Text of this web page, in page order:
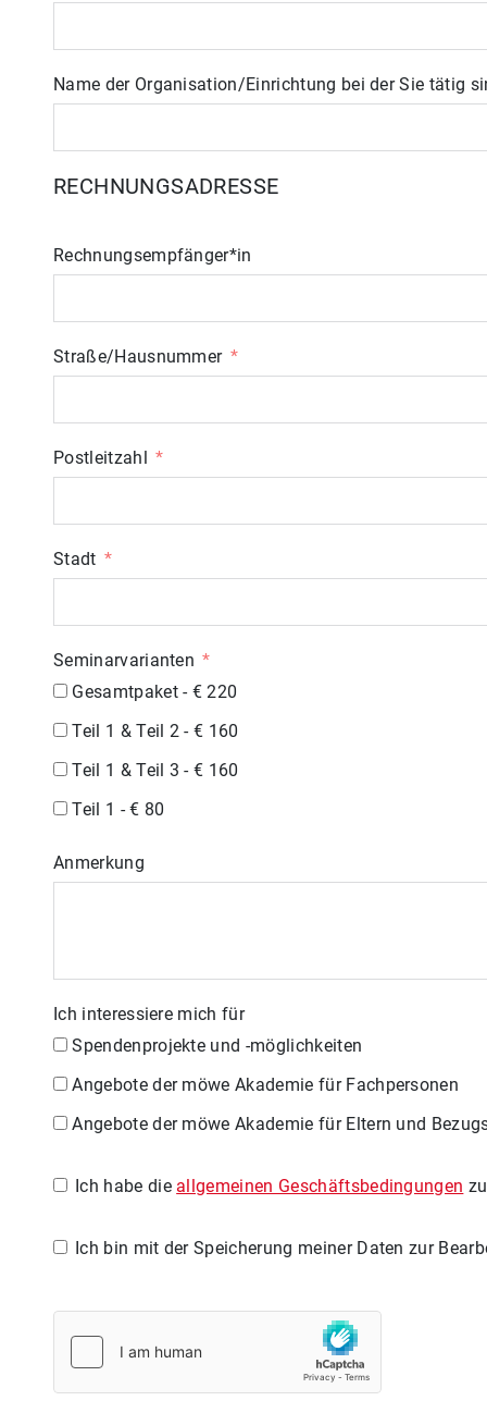
Name der Organisation/Einrichtung bei der Sie tätig
RECHNUNGSADRESSE
Rechnungsempfänger*in
Straße/Hausnummer
Postleitzahl
Stadt
Seminarvarianten
Gesamtpaket - € 220
Teil 1 & Teil 2 - € 160
Teil 1 & Teil 3 - € 160
Teil 1 - € 80
Anmerkung
Ich interessiere mich für
Spendenprojekte und -möglichkeiten
Angebote der möwe Akademie für Fachpersonen
Angebote der möwe Akademie für Eltern und
Ich habe die allgemeinen Geschäftsbedingungen
Ich bin mit der Speicherung meiner Daten zur